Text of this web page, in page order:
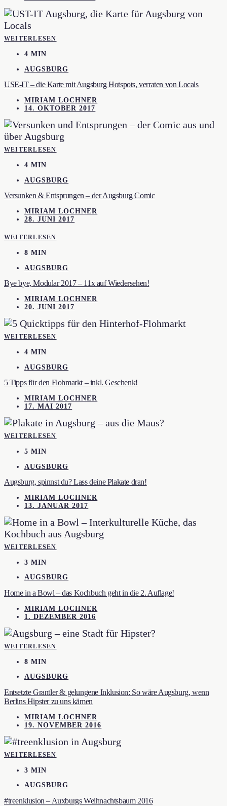
WEITERLESEN
4 MIN
AUGSBURG
USE-IT – die Karte mit Augsburg Hotspots, verraten von Locals
MIRIAM LOCHNER
14. OKTOBER 2017
WEITERLESEN
4 MIN
AUGSBURG
Versunken & Entsprungen – der Augsburg Comic
MIRIAM LOCHNER
28. JUNI 2017
WEITERLESEN
8 MIN
AUGSBURG
Bye bye, Modular 2017 – 11x auf Wiedersehen!
MIRIAM LOCHNER
20. JUNI 2017
WEITERLESEN
4 MIN
AUGSBURG
5 Tipps für den Flohmarkt – inkl. Geschenk!
MIRIAM LOCHNER
17. MAI 2017
WEITERLESEN
5 MIN
AUGSBURG
Augsburg, spinnst du? Lass deine Plakate dran!
MIRIAM LOCHNER
13. JANUAR 2017
WEITERLESEN
3 MIN
AUGSBURG
Home in a Bowl – das Kochbuch geht in die 2. Auflage!
MIRIAM LOCHNER
1. DEZEMBER 2016
WEITERLESEN
8 MIN
AUGSBURG
Entsetzte Grantler & gelungene Inklusion: So wäre Augsburg, wenn
Berlins Hipster zu uns kämen
MIRIAM LOCHNER
19. NOVEMBER 2016
WEITERLESEN
3 MIN
AUGSBURG
#treenklusion – Auxburgs Weihnachtsbaum 2016